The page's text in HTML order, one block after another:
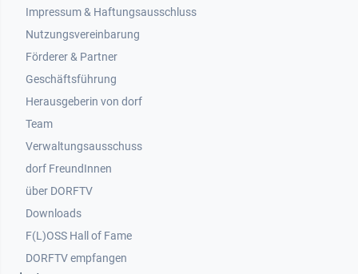
Impressum & Haftungsausschluss
Nutzungsvereinbarung
Footer 2
Förderer & Partner
Geschäftsführung
Herausgeberin von dorf
Team
Verwaltungsausschuss
dorf FreundInnen
Footer 3
über DORFTV
Downloads
F(L)OSS Hall of Fame
Footer 4
DORFTV empfangen